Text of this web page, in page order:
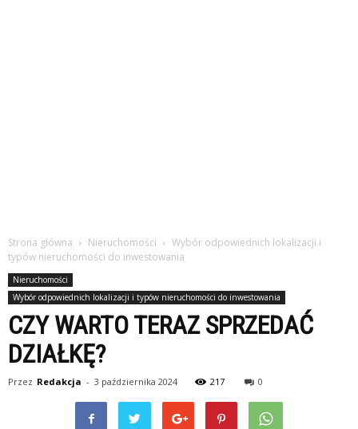
Strona główna Nieruchomości
Wybór odpowiednich lokalizacji i
typów nieruchomości do inwestowania
Nieruchomości
Wybór odpowiednich lokalizacji i typów nieruchomości do inwestowania
CZY WARTO TERAZ SPRZEDAĆ
DZIAŁKĘ?
Przez Redakcja - 3 października 2024 217 0